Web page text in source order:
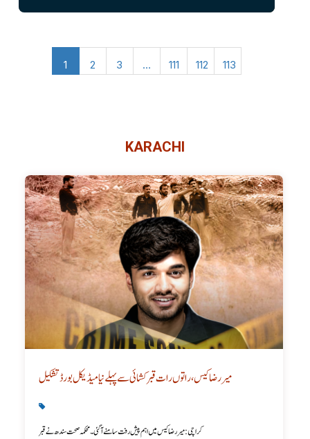
1 2 3 … 111 112 113
KARACHI
میر رضا کیس، راتوں رات قبر کشائی سے پہلے نیا میڈیکل بورڈ تشکیل
کراچی: میر رضا کیس میں اہم پیش رفت سامنے آگئی۔ محکمہ صحت سندھ نے قبر